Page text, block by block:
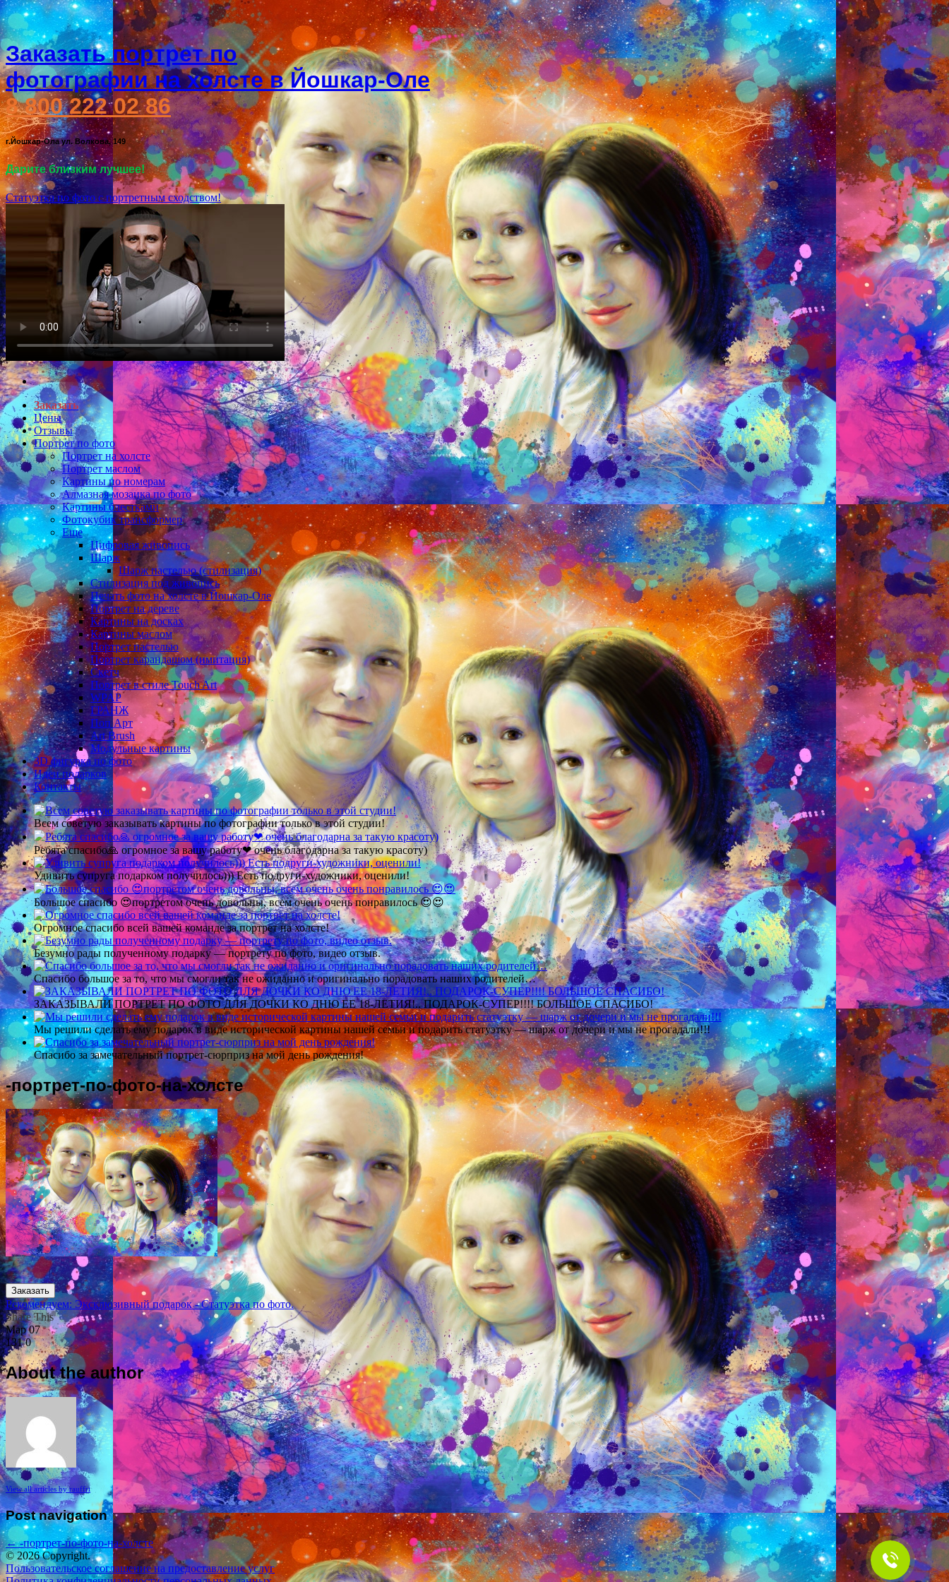
Заказать портрет по
фотографии на холсте в Йошкар-Оле
8 800 222 02 86
г.Йошкар-Ола ул. Волкова, 149
Дарите близким лучшее!
Статуэтка по фото с портретным сходством!
Заказать
Цены
Отзывы
Портрет по фото
Портрет на холсте
Портрет маслом
Картины по номерам
Алмазная мозаика по фото
Картины блестками
Фотокубик трансформер
Еще
Цифровая живопись
Шарж
Шарж пастелью (стилизация)
Стилизация под живопись
Печать фото на холсте в Йошкар-Оле
Портрет на дереве
Картины на досках
Картины маслом
Портрет пастелью
Портрет карандашом (имитация)
Скетч
Портрет в стиле Touch Art
WPAP
ГРАНЖ
Поп Арт
Art Brush
Модульные картины
3D фигурка по фото
Идеи подарков
Контакты
Всем советую заказывать картины по фотографии только в этой студии!
Ребята спасибо🙏 огромное за вашу работу❤ очень благодарна за такую красоту)
Удивить супруга подарком получилось))) Есть подруги-художники, оценили!
Большое спасибо 😍портретом очень довольны, всем очень очень понравилось 😍😍
Огромное спасибо всей вашей команде за портрет на холсте!
Безумно рады полученному подарку — портрету по фото, видео отзыв.
Спасибо большое за то, что мы смогли так не ожиданно и оригинально порадовать наших родителей…
ЗАКАЗЫВАЛИ ПОРТРЕТ ПО ФОТО ДЛЯ ДОЧКИ КО ДНЮ ЕЕ 18-ЛЕТИЯ!.. ПОДАРОК-СУПЕР!!!! БОЛЬШОЕ СПАСИБО!
Мы решили сделать ему подарок в виде исторической картины нашей семьи и подарить статуэтку — шарж от дочери и мы не прогадали!!!
Спасибо за замечательный портрет-сюрприз на мой день рождения!
-портрет-по-фото-на-холсте
Заказать
Рекомендуем: Эксклюзивный подарок - Статуэтка по фото.
Share This
Мар 07
1310
About the author
View all articles by rauffri
Post navigation
←-портрет-по-фото-на-холсте
© 2026 Copyright.
Пользовательское соглашение на предоставление услуг